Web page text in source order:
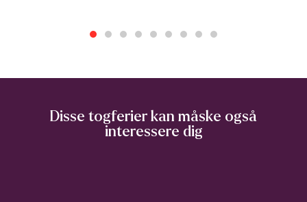
Disse togferier kan måske også
interessere dig